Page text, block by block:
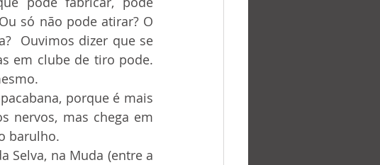
só não pode atirar? O
Ouvimos dizer que se
em clube de tiro pode.
nervos, mas chega em
barulho.